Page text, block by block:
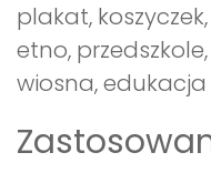
plakat,
etno,
wiosna,